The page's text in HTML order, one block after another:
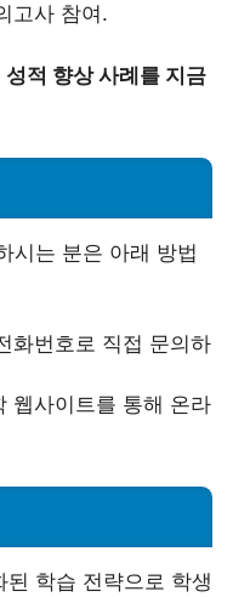
고사 참여.
적 향상 사례를 지금
시는 분은 아래 방법
화번호로 직접 문의하
웹사이트를 통해 온라
학습 전략으로 학생